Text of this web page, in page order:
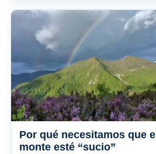
Por qué necesitamos que el
monte esté “sucio”